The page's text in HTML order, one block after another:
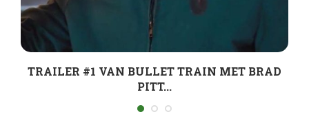
TRAILER #1 VAN BULLET TRAIN MET BRAD
PITT...